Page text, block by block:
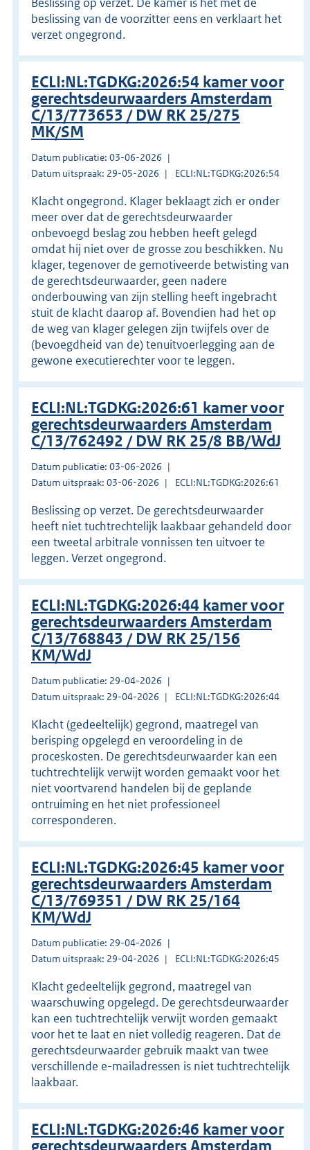
beslissing van de voorzitter eens en verklaart het
verzet ongegrond.
ECLI:NL:TGDKG:2026:54 kamer voor
gerechtsdeurwaarders Amsterdam
C/13/773653 / DW RK 25/275
MK/SM
Datum publicatie: 03-06-2026
Datum uitspraak: 29-05-2026
ECLI:NL:TGDKG:2026:54
Klacht ongegrond. Klager beklaagt zich er onder
meer over dat de gerechtsdeurwaarder
onbevoegd beslag zou hebben heeft gelegd
omdat hij niet over de grosse zou beschikken. Nu
klager, tegenover de gemotiveerde betwisting van
de gerechtsdeurwaarder, geen nadere
onderbouwing van zijn stelling heeft ingebracht
stuit de klacht daarop af. Bovendien had het op
de weg van klager gelegen zijn twijfels over de
(bevoegdheid van de) tenuitvoerlegging aan de
gewone executierechter voor te leggen.
ECLI:NL:TGDKG:2026:61 kamer voor
gerechtsdeurwaarders Amsterdam
C/13/762492 / DW RK 25/8 BB/WdJ
Datum publicatie: 03-06-2026
Datum uitspraak: 03-06-2026
ECLI:NL:TGDKG:2026:61
Beslissing op verzet. De gerechtsdeurwaarder
heeft niet tuchtrechtelijk laakbaar gehandeld door
een tweetal arbitrale vonnissen ten uitvoer te
leggen. Verzet ongegrond.
ECLI:NL:TGDKG:2026:44 kamer voor
gerechtsdeurwaarders Amsterdam
C/13/768843 / DW RK 25/156
KM/WdJ
Datum publicatie: 29-04-2026
Datum uitspraak: 29-04-2026
ECLI:NL:TGDKG:2026:44
Klacht (gedeeltelijk) gegrond, maatregel van
berisping opgelegd en veroordeling in de
proceskosten. De gerechtsdeurwaarder kan een
tuchtrechtelijk verwijt worden gemaakt voor het
niet voortvarend handelen bij de geplande
ontruiming en het niet professioneel
corresponderen.
ECLI:NL:TGDKG:2026:45 kamer voor
gerechtsdeurwaarders Amsterdam
C/13/769351 / DW RK 25/164
KM/WdJ
Datum publicatie: 29-04-2026
Datum uitspraak: 29-04-2026
ECLI:NL:TGDKG:2026:45
Klacht gedeeltelijk gegrond, maatregel van
waarschuwing opgelegd. De gerechtsdeurwaarder
kan een tuchtrechtelijk verwijt worden gemaakt
voor het te laat en niet volledig reageren. Dat de
gerechtsdeurwaarder gebruik maakt van twee
verschillende e-mailadressen is niet tuchtrechtelijk
laakbaar.
ECLI:NL:TGDKG:2026:46 kamer voor
gerechtsdeurwaarders Amsterdam